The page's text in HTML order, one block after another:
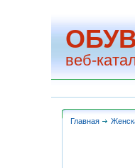
веб-
Главная